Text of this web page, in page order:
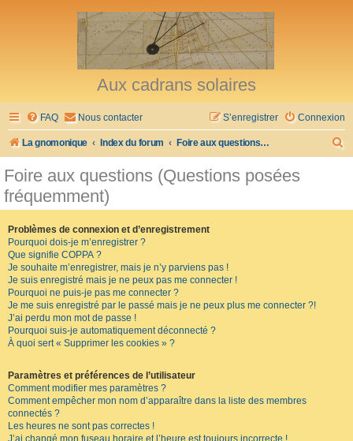
Aux cadrans solaires
FAQ Nous contacter Connexion
S’enregistrer
La gnomonique Index du forum Foire aux questions (Questions posées fréquemment)
Foire aux questions (Questions posées
fréquemment)
Problèmes de connexion et d’enregistrement
Pourquoi dois-je m’enregistrer ?
Que signifie COPPA ?
Je souhaite m’enregistrer, mais je n’y parviens pas !
Je suis enregistré mais je ne peux pas me connecter !
Pourquoi ne puis-je pas me connecter ?
Je me suis enregistré par le passé mais je ne peux plus me connecter ?!
J’ai perdu mon mot de passe !
Pourquoi suis-je automatiquement déconnecté ?
À quoi sert « Supprimer les cookies » ?
Paramètres et préférences de l’utilisateur
Comment modifier mes paramètres ?
Comment empêcher mon nom d’apparaître dans la liste des membres
connectés ?
Les heures ne sont pas correctes !
J’ai changé mon fuseau horaire et l’heure est toujours incorrecte !